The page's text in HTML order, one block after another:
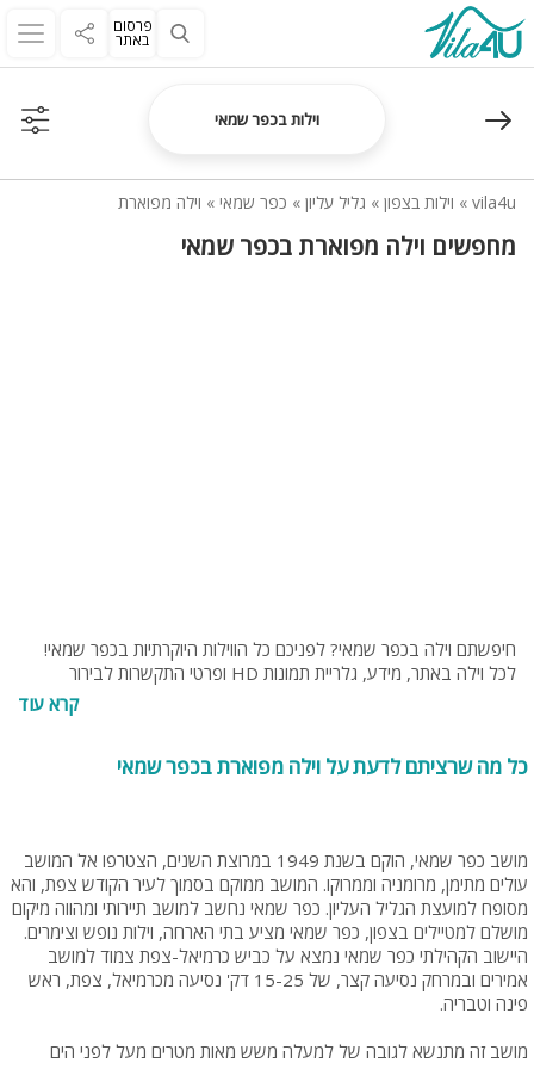
פרסום
באתר
וילות בכפר שמאי
vila4u
» וילות בצפון » גליל עליון » כפר שמאי » וילה מפוארת
מחפשים וילה מפוארת בכפר שמאי
חיפשתם וילה בכפר שמאי? לפניכם כל הווילות היוקרתיות בכפר שמאי!
לכל וילה באתר, מידע, גלריית תמונות HD ופרטי התקשרות לבירור
והזמנה מול בעל הווילה. בנוסף תוכלו להתייעץ עם נציגי האתר בחינם,
קרא עוד
כל מה שרציתם לדעת על וילה מפוארת בכפר שמאי
מושב כפר שמאי, הוקם בשנת 1949 במרוצת השנים, הצטרפו אל המושב
עולים מתימן, מרומניה וממרוקו. המושב ממוקם בסמוך לעיר הקודש צפת, והא
מסופח למועצת הגליל העליון. כפר שמאי נחשב למושב תיירותי ומהווה מיקום
מושלם למטיילים בצפון, כפר שמאי מציע בתי הארחה, וילות נופש וצימרים.
היישוב הקהילתי כפר שמאי נמצא על כביש כרמיאל-צפת צמוד למושב
אמירים ובמרחק נסיעה קצר, של 15-25 דק' נסיעה מכרמיאל, צפת, ראש
פינה וטבריה.
מושב זה מתנשא לגובה של למעלה משש מאות מטרים מעל לפני הים